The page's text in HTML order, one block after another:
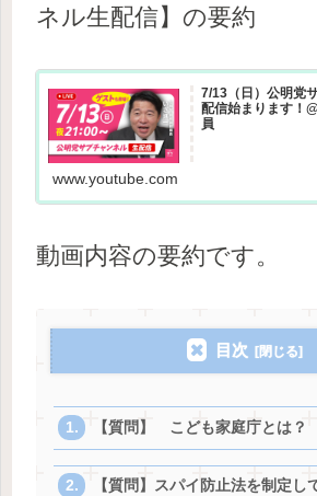
ネル生配信】の要約
7/13（日）公明党
配信始まります！
員
www.youtube.com
動画内容の要約です。
目次
【質問】 こども家庭庁とは？
【質問】スパイ防止法を制定し